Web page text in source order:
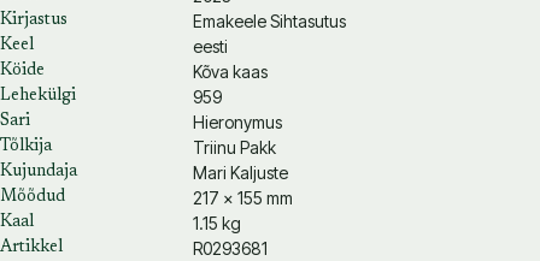
Kirjastus Emakeele Sihtasutus
Keel eesti
Köide Kõva kaas
Lehekülgi 959
Sari Hieronymus
Tõlkija Triinu Pakk
Kujundaja Mari Kaljuste
Mõõdud 217 × 155 mm
Kaal 1.15 kg
Artikkel R0293681